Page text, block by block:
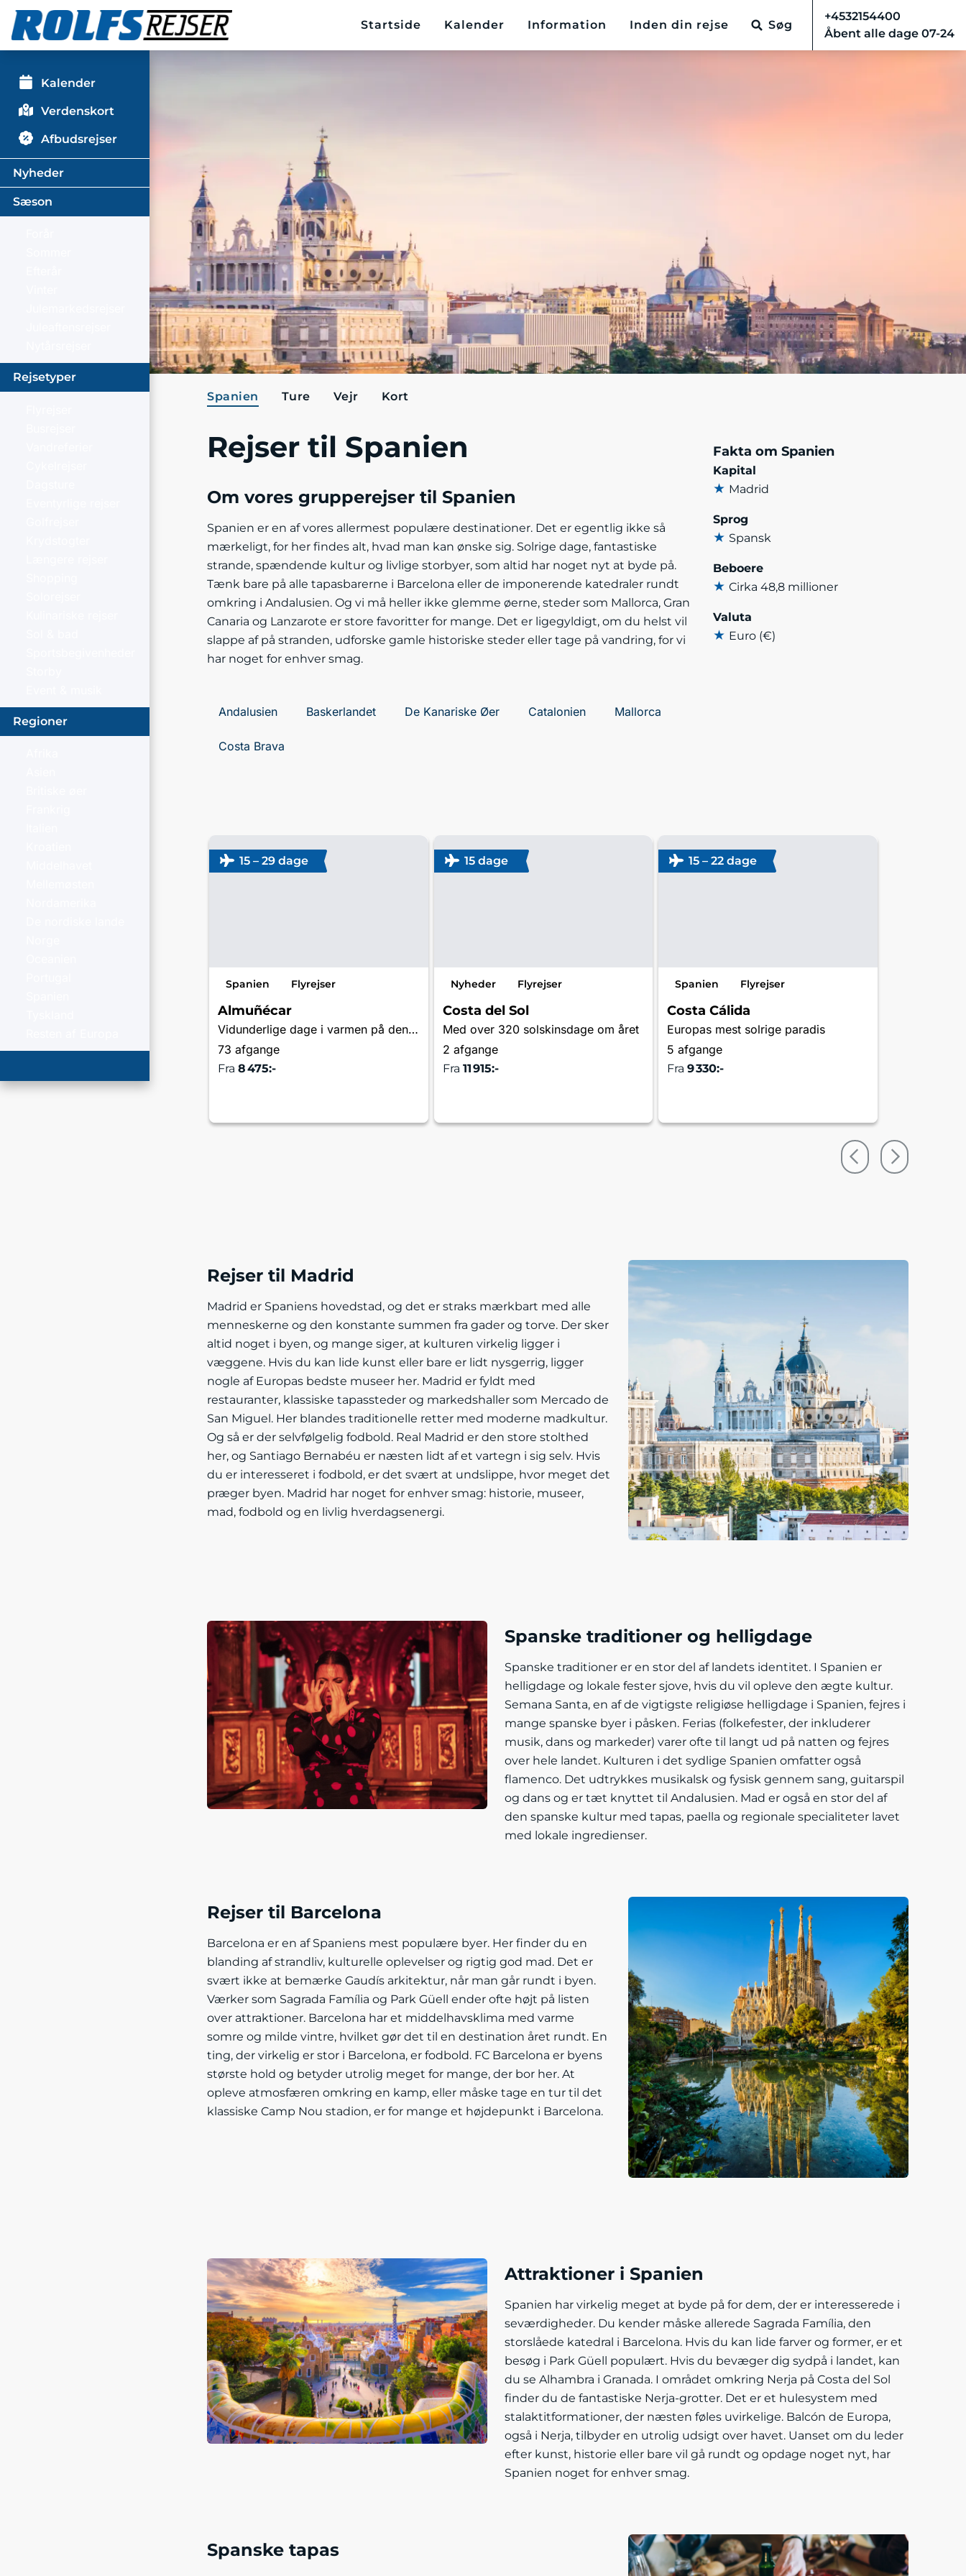
Startside Kalender Information Inden din rejse Søg
+4532154400
Åbent alle dage 07-24
Kalender
Verdenskort
Afbudsrejser
Nyheder
Sæson
Rejsetyper
Regioner
Spanien Ture Vejr Kort
Rejser til Spanien
Om vores grupperejser til Spanien
Spanien er en af vores allermest populære destinationer. Det er egentlig ikke så
mærkeligt, for her findes alt, hvad man kan ønske sig. Solrige dage, fantastiske
strande, spændende kultur og livlige storbyer, som altid har noget nyt at byde på.
Tænk bare på alle tapasbarerne i Barcelona eller de imponerende katedraler rundt
omkring i Andalusien. Og vi må heller ikke glemme øerne, steder som Mallorca, Gran
Canaria og Lanzarote er store favoritter for mange. Det er ligegyldigt, om du helst vil
slappe af på stranden, udforske gamle historiske steder eller tage på vandring, for vi
har noget for enhver smag.
Andalusien Baskerlandet De Kanariske Øer Catalonien Mallorca
Costa Brava
Fakta om Spanien
Kapital
★ Madrid
Sprog
★ Spansk
Beboere
★ Cirka 48,8 millioner
Valuta
★ Euro (€)
15 – 29 dage
Spanien Flyrejser
Almuñécar
Vidunderlige dage i varmen på den spanske solkyst
73 afgange
Fra 8 475:-
15 dage
Nyheder Flyrejser
Costa del Sol
Med over 320 solskinsdage om året
2 afgange
Fra 11 915:-
15 – 22 dage
Spanien Flyrejser
Costa Cálida
Europas mest solrige paradis
5 afgange
Fra 9 330:-
Rejser til Madrid
Madrid er Spaniens hovedstad, og det er straks mærkbart med alle
menneskerne og den konstante summen fra gader og torve. Der sker
altid noget i byen, og mange siger, at kulturen virkelig ligger i
væggene. Hvis du kan lide kunst eller bare er lidt nysgerrig, ligger
nogle af Europas bedste museer her. Madrid er fyldt med
restauranter, klassiske tapassteder og markedshaller som Mercado de
San Miguel. Her blandes traditionelle retter med moderne madkultur.
Og så er der selvfølgelig fodbold. Real Madrid er den store stolthed
her, og Santiago Bernabéu er næsten lidt af et vartegn i sig selv. Hvis
du er interesseret i fodbold, er det svært at undslippe, hvor meget det
præger byen. Madrid har noget for enhver smag: historie, museer,
mad, fodbold og en livlig hverdagsenergi.
Spanske traditioner og helligdage
Spanske traditioner er en stor del af landets identitet. I Spanien er
helligdage og lokale fester sjove, hvis du vil opleve den ægte kultur.
Semana Santa, en af de vigtigste religiøse helligdage i Spanien, fejres i
mange spanske byer i påsken. Ferias (folkefester, der inkluderer
musik, dans og markeder) varer ofte til langt ud på natten og fejres
over hele landet. Kulturen i det sydlige Spanien omfatter også
flamenco. Det udtrykkes musikalsk og fysisk gennem sang, guitarspil
og dans og er tæt knyttet til Andalusien. Mad er også en stor del af
den spanske kultur med tapas, paella og regionale specialiteter lavet
med lokale ingredienser.
Rejser til Barcelona
Barcelona er en af Spaniens mest populære byer. Her finder du en
blanding af strandliv, kulturelle oplevelser og rigtig god mad. Det er
svært ikke at bemærke Gaudís arkitektur, når man går rundt i byen.
Værker som Sagrada Família og Park Güell ender ofte højt på listen
over attraktioner. Barcelona har et middelhavsklima med varme
somre og milde vintre, hvilket gør det til en destination året rundt. En
ting, der virkelig er stor i Barcelona, er fodbold. FC Barcelona er byens
største hold og betyder utrolig meget for mange, der bor her. At
opleve atmosfæren omkring en kamp, eller måske tage en tur til det
klassiske Camp Nou stadion, er for mange et højdepunkt i Barcelona.
Attraktioner i Spanien
Spanien har virkelig meget at byde på for dem, der er interesserede i
seværdigheder. Du kender måske allerede Sagrada Família, den
storslåede katedral i Barcelona. Hvis du kan lide farver og former, er et
besøg i Park Güell populært. Hvis du bevæger dig sydpå i landet, kan
du se Alhambra i Granada. I området omkring Nerja på Costa del Sol
finder du de fantastiske Nerja-grotter. Det er et hulesystem med
stalaktitformationer, der næsten føles uvirkelige. Balcón de Europa,
også i Nerja, tilbyder en utrolig udsigt over havet. Uanset om du leder
efter kunst, historie eller bare vil gå rundt og opdage noget nyt, har
Spanien noget for enhver smag.
Spanske tapas